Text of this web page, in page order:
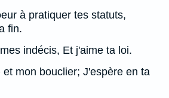
à pratiquer tes statuts,
fin.
indécis, Et j'aime ta loi.
et mon bouclier; J'espère en ta